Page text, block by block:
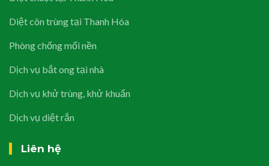
Diệt côn trùng tại Thanh Hóa
Phòng chống mối nền
Dịch vụ bắt ong tại nhà
Dịch vụ khử trùng, khử khuẩn
Dịch vụ diệt rắn
Liên hệ